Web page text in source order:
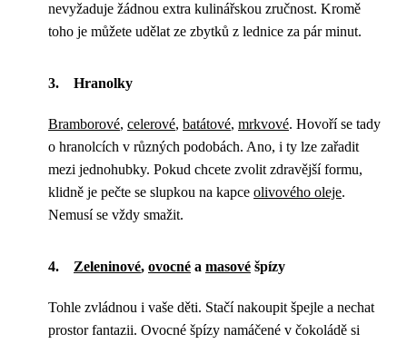
nevyžaduje žádnou extra kulinářskou zručnost. Kromě
toho je můžete udělat ze zbytků z lednice za pár minut.
3. Hranolky
Bramborové, celerové, batátové, mrkvové. Hovoří se tady
o hranolcích v různých podobách. Ano, i ty lze zařadit
mezi jednohubky. Pokud chcete zvolit zdravější formu,
klidně je pečte se slupkou na kapce olivového oleje.
Nemusí se vždy smažit.
4. Zeleninové, ovocné a masové špízy
Tohle zvládnou i vaše děti. Stačí nakoupit špejle a nechat
prostor fantazii. Ovocné špízy namáčené v čokoládě si